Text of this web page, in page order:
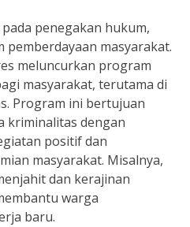
penegakan hukum,
masyarakat.
meluncurkan program
masyarakat, terutama di
Program ini bertujuan
kriminalitas dengan
positif dan
masyarakat. Misalnya,
dan kerajinan
warga
baru.